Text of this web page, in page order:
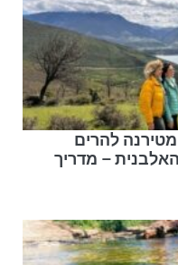
להרים
האלבנית – מדריך